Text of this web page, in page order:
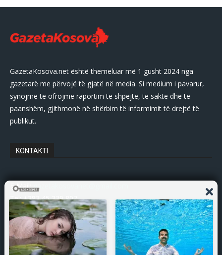
GazetaKosova.net është themeluar më 1 gusht 2024 nga
gazetarë me përvojë të gjatë në media. Si medium i pavarur,
synojmë të ofrojmë raportim të shpejtë, të saktë dhe të
paanshëm, gjithmonë në shërbim të informimit të drejtë të
publikut.
KONTAKTI
E-Mail:gazetakosovanet@gmail.com
Tel: +383 45 339 807